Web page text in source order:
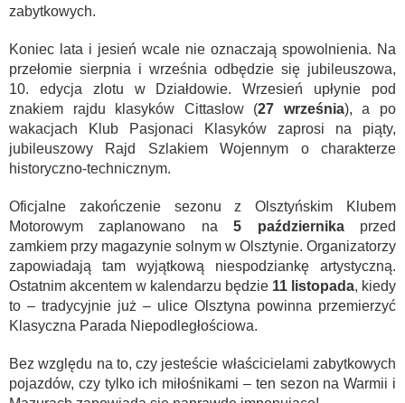
zabytkowych.
Koniec lata i jesień wcale nie oznaczają spowolnienia. Na
przełomie sierpnia i września odbędzie się jubileuszowa,
10. edycja zlotu w Działdowie. Wrzesień upłynie pod
znakiem rajdu klasyków Cittaslow (27 września), a po
wakacjach Klub Pasjonaci Klasyków zaprosi na piąty,
jubileuszowy Rajd Szlakiem Wojennym o charakterze
historyczno-technicznym.
Oficjalne zakończenie sezonu z Olsztyńskim Klubem
Motorowym zaplanowano na5 październikaprzed
zamkiem przy magazynie solnym w Olsztynie. Organizatorzy
zapowiadają tam wyjątkową niespodziankę artystyczną.
Ostatnim akcentem w kalendarzu będzie 11 listopada, kiedy
to – tradycyjnie już – ulice Olsztyna powinna przemierzyć
Klasyczna Parada Niepodległościowa.
Bez względu na to, czy jesteście właścicielami zabytkowych
pojazdów, czy tylko ich miłośnikami – ten sezon na Warmii i